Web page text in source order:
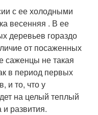
с ее холодными
весенняя . В ее
деревьев гораздо
от посаженных
саженцы не такая
в период первых
и то, что у
на целый теплый
развития.